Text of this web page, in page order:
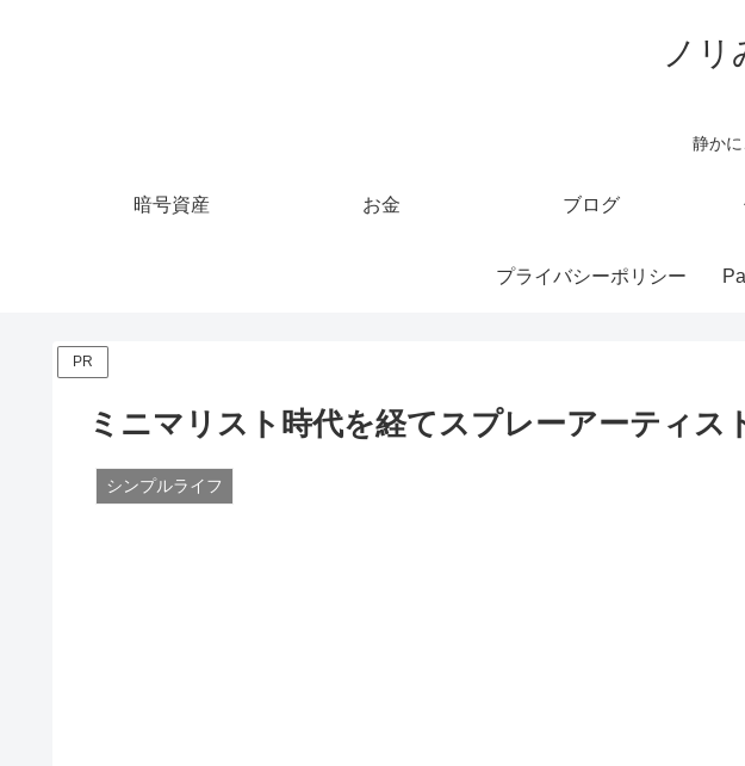
ノリ
静か
暗号資産 お金 ブログ
プライバシーポリシー
PR
ミニマリスト時代を経てスプレーアーティ
シンプルライフ